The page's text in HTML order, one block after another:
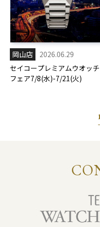
岡山店
2026.06.29
セイコープレミアムウオッチ
フェア7/8(水)-7/21(火)